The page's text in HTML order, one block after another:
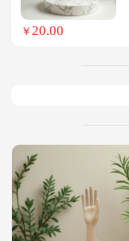
￥ 20.00